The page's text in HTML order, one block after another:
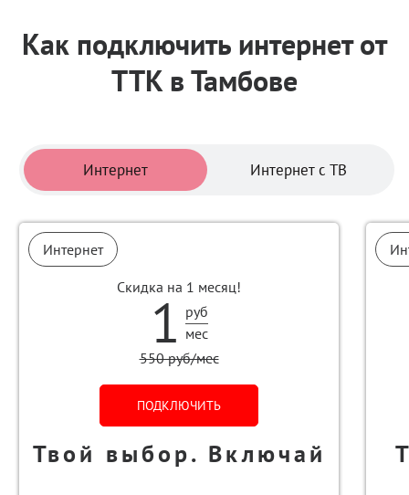
Как подключить интернет от
ТТК в Тамбове
Интернет Интернет с ТВ
Тарифы
Интернет
Скидка на 1 месяц!
1 руб
мес
550 руб/мес
ПОДКЛЮЧИТЬ
Твой выбор. Включай